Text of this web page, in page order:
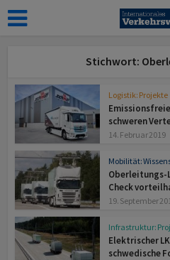
Stichwort:
Logistik: Projekte
schweren
14. Februar 2019
Mobilität:
Oberleitungs-
Check
19. September
Infrastruktur:
Elektrischer
schwedische